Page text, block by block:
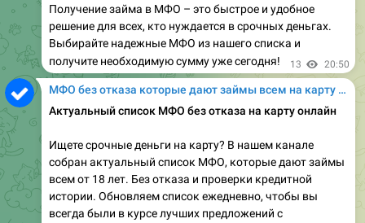
Получение займа в МФО – это быстрое и удобное
решение для всех, кто нуждается в срочных деньгах.
Выбирайте надежные МФО из нашего списка и
получите необходимую сумму уже сегодня!
13 20:50
МФО без отказа которые дают займы всем на карту онлайн
Актуальный список МФО без отказа на карту онлайн
Ищете срочные деньги на карту? В нашем канале
собран актуальный список МФО, которые дают займы
всем от 18 лет. Без отказа и проверки кредитной
истории. Обновляем список ежедневно, чтобы вы
всегда были в курсе лучших предложений с